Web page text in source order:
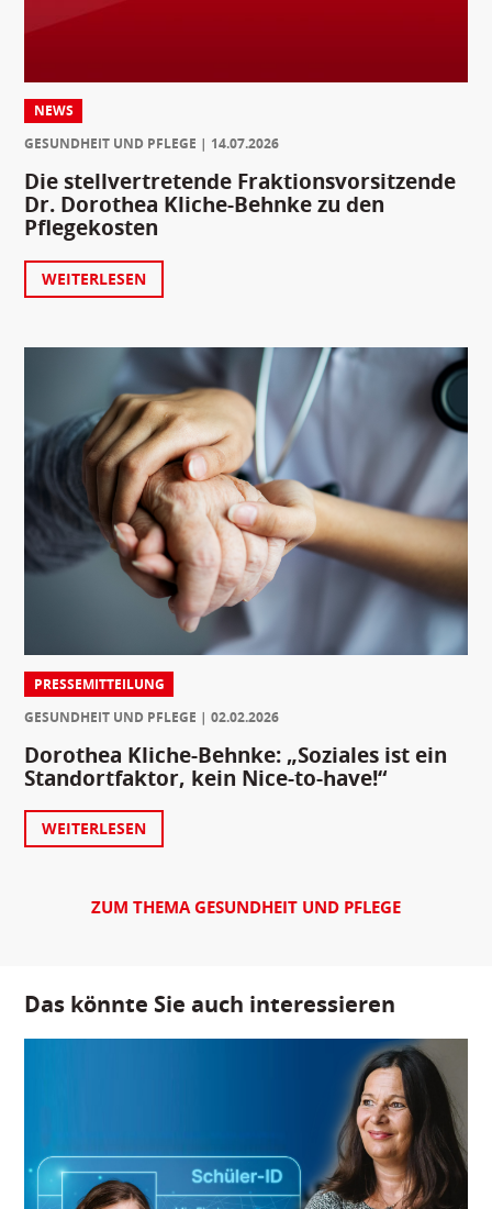
NEWS
GESUNDHEIT UND PFLEGE
14.07.2026
Die stellvertretende Fraktionsvorsitzende
Dr. Dorothea Kliche-Behnke zu den
Pflegekosten
WEITERLESEN
PRESSEMITTEILUNG
GESUNDHEIT UND PFLEGE
02.02.2026
Dorothea Kliche-Behnke: „Soziales ist ein
Standortfaktor, kein Nice-to-have!“
WEITERLESEN
ZUM THEMA GESUNDHEIT UND PFLEGE
Das könnte Sie auch interessieren